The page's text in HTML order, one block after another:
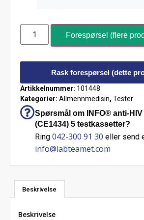
Forespørsel (flere
Rask forespørsel (dette
Artikkelnummer: 101448
Kategorier: Allmennmedisin, Tester
Spørsmål om INFO® anti-HIV
(CE1434) 5 testkassetter?
Ring 042-300 91 30 eller send
info@labteamet.com
Beskrivelse
Beskrivelse